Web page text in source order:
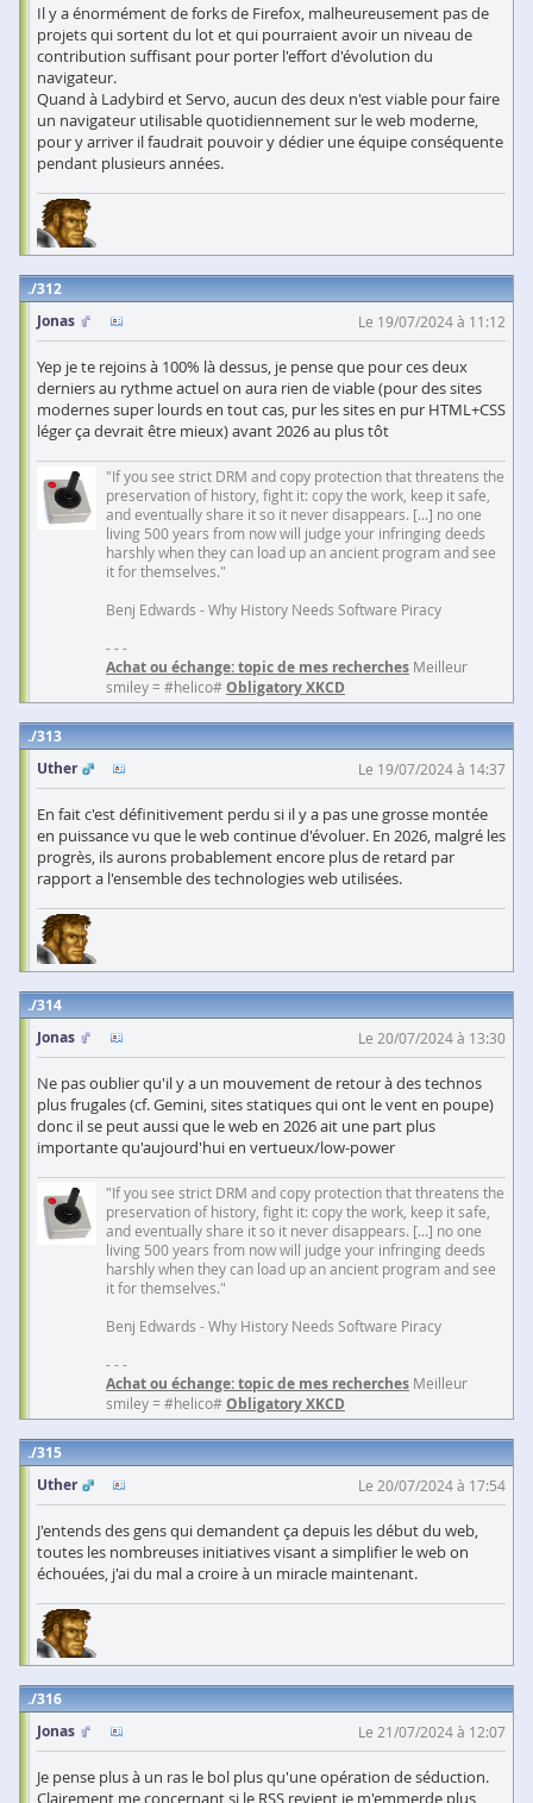
Il y a énormément de forks de Firefox, malheureusement pas de
projets qui sortent du lot et qui pourraient avoir un niveau de
contribution suffisant pour porter l'effort d'évolution du
navigateur.
Quand à Ladybird et Servo, aucun des deux n'est viable pour faire
un navigateur utilisable quotidiennement sur le web moderne,
pour y arriver il faudrait pouvoir y dédier une équipe conséquente
pendant plusieurs années.
312
Jonas
Le 19/07/2024 à 11:12
Yep je te rejoins à 100% là dessus, je pense que pour ces deux
derniers au rythme actuel on aura rien de viable (pour des sites
modernes super lourds en tout cas, pur les sites en pur HTML+CSS
léger ça devrait être mieux) avant 2026 au plus tôt
"If you see strict DRM and copy protection that threatens the
preservation of history, fight it: copy the work, keep it safe,
and eventually share it so it never disappears. [...] no one
living 500 years from now will judge your infringing deeds
harshly when they can load up an ancient program and see
it for themselves."
Benj Edwards - Why History Needs Software Piracy
- - -
Achat ou échange: topic de mes recherches Meilleur
smiley = #helico#Obligatory XKCD
313
Uther
Le 19/07/2024 à 14:37
En fait c'est définitivement perdu si il y a pas une grosse montée
en puissance vu que le web continue d'évoluer. En 2026, malgré les
progrès, ils aurons probablement encore plus de retard par
rapport a l'ensemble des technologies web utilisées.
314
Jonas
Le 20/07/2024 à 13:30
Ne pas oublier qu'il y a un mouvement de retour à des technos
plus frugales (cf. Gemini, sites statiques qui ont le vent en poupe)
donc il se peut aussi que le web en 2026 ait une part plus
importante qu'aujourd'hui en vertueux/low-power
"If you see strict DRM and copy protection that threatens the
preservation of history, fight it: copy the work, keep it safe,
and eventually share it so it never disappears. [...] no one
living 500 years from now will judge your infringing deeds
harshly when they can load up an ancient program and see
it for themselves."
Benj Edwards - Why History Needs Software Piracy
- - -
Achat ou échange: topic de mes recherches Meilleur
smiley = #helico#Obligatory XKCD
315
Uther
Le 20/07/2024 à 17:54
J'entends des gens qui demandent ça depuis les début du web,
toutes les nombreuses initiatives visant a simplifier le web on
échouées, j'ai du mal a croire à un miracle maintenant.
316
Jonas
Le 21/07/2024 à 12:07
Je pense plus à un ras le bol plus qu'une opération de séduction.
Clairement me concernant si le RSS revient je m'emmerde plus